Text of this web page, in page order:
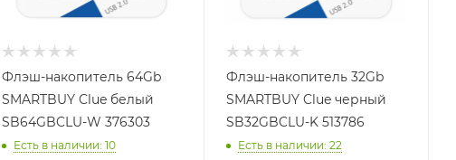
Флэш-накопитель 64Gb
SMARTBUY Clue белый
SB64GBCLU-W 376303
Есть в наличии: 10
Флэш-накопитель 32Gb
SMARTBUY Clue черный
SB32GBCLU-K 513786
Есть в наличии: 22